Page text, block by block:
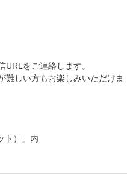
をご連絡します。
しい方もお楽しみいただけま
ト）」内